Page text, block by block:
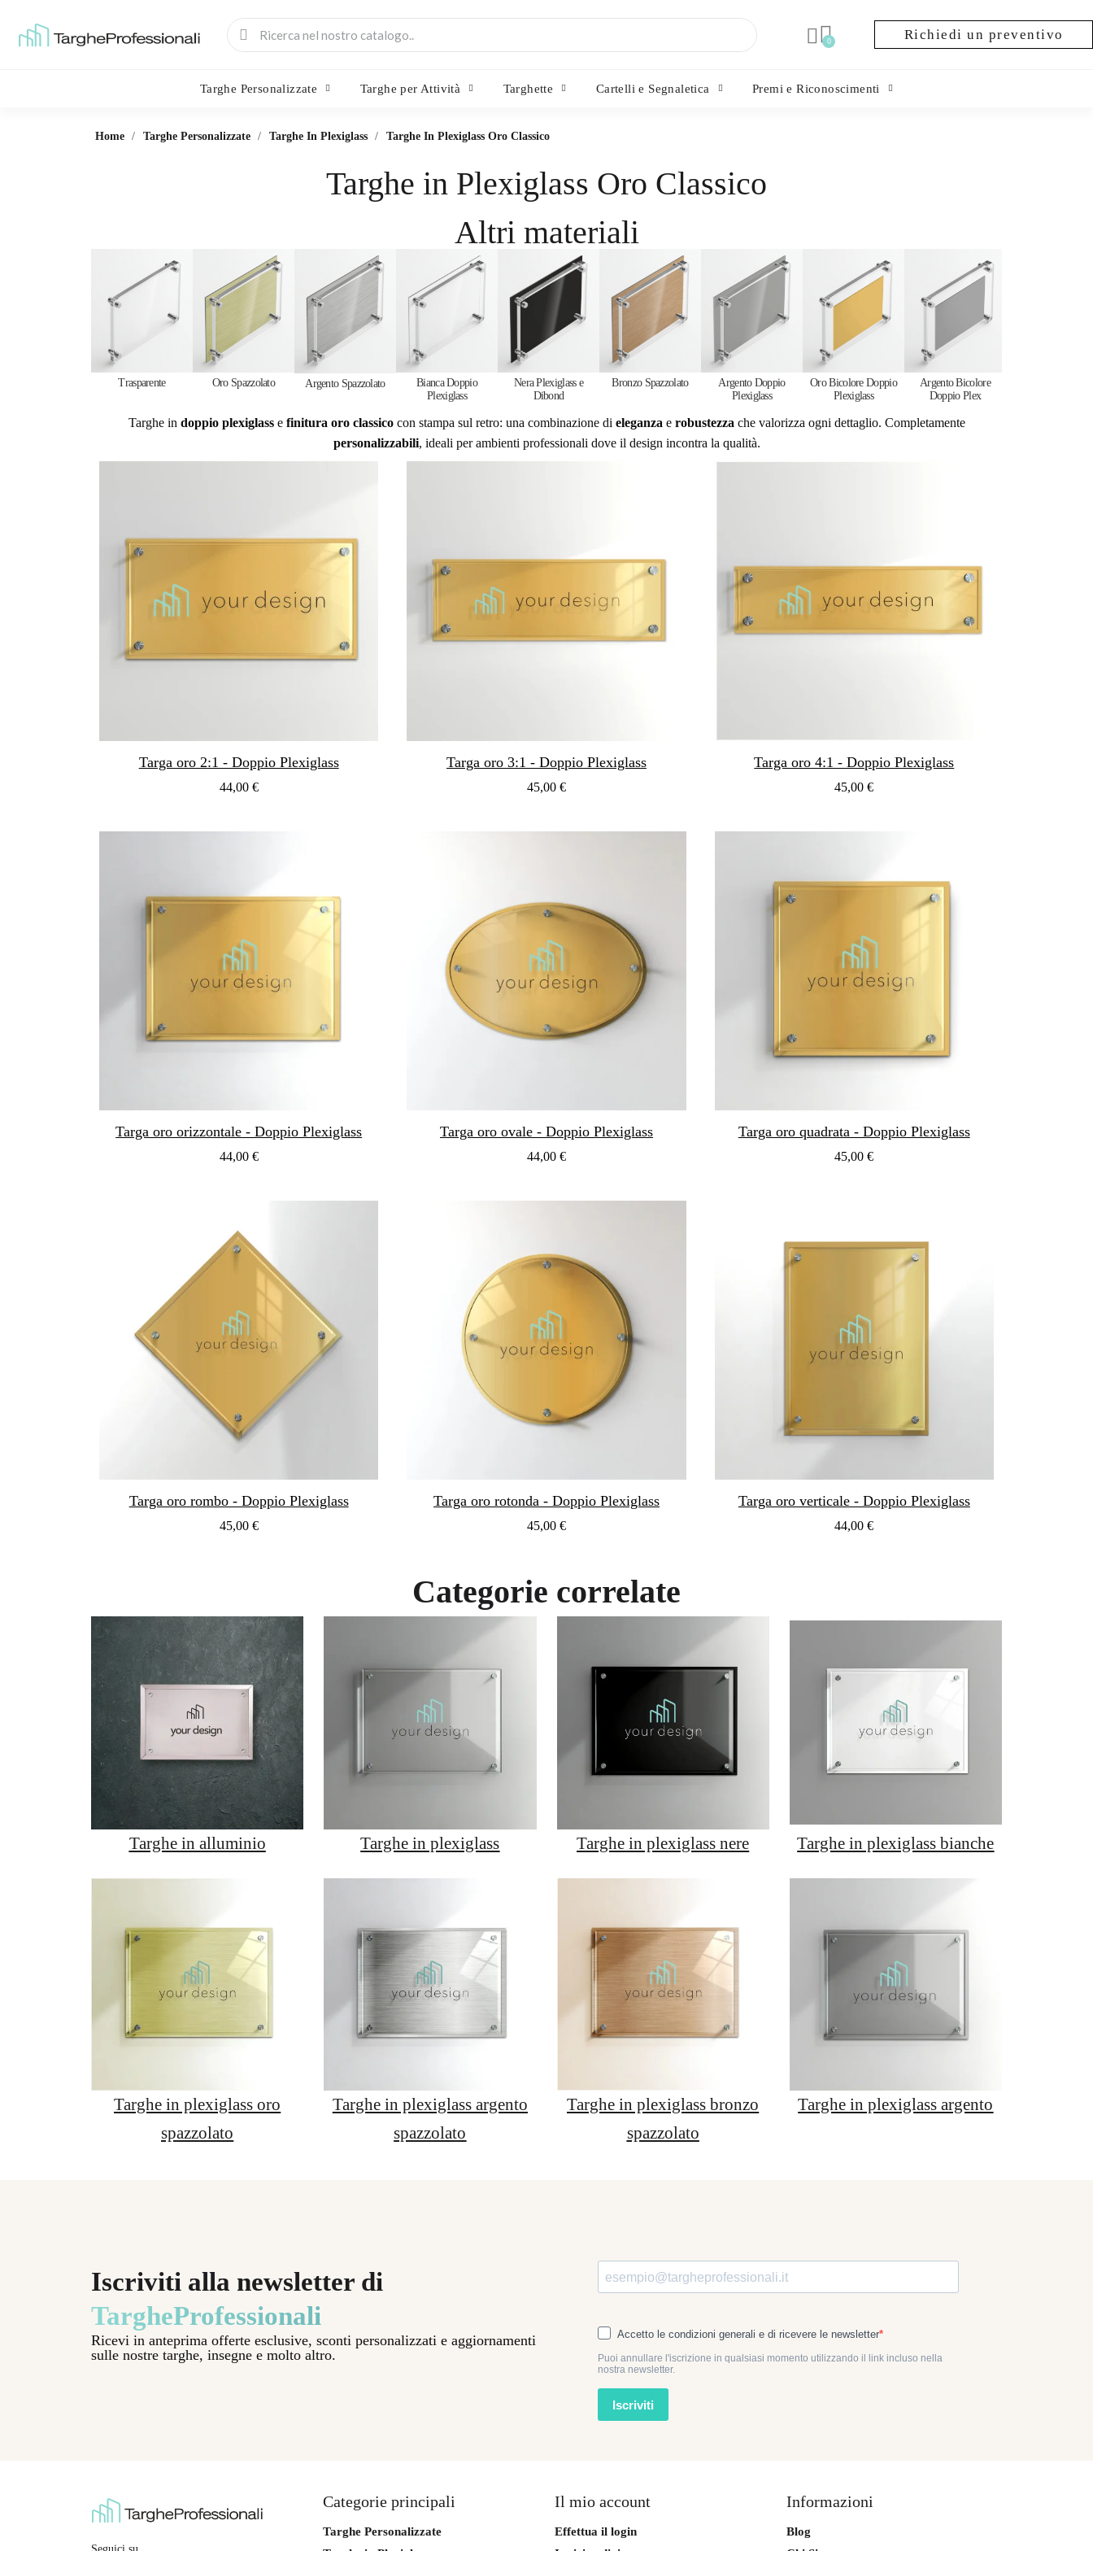
Richiedi un preventivo
Targhe Personalizzate Targhe per Attività Targhette Cartelli e Segnaletica Premi e Riconoscimenti
Home Targhe Personalizzate Targhe In Plexiglass Targhe In Plexiglass Oro Classico
Targhe in Plexiglass Oro Classico
Altri materiali
Trasparente Oro Spazzolato Argento Spazzolato
Bianca Doppio
Plexiglass
Nera Plexiglass e
Dibond
Bronzo Spazzolato
Argento Doppio
Plexiglass
Oro Bicolore Doppio
Plexiglass
Argento Bicolore
Doppio Plex
Targhe in doppio plexiglasse finitura oro classicocon stampa sul retro: una combinazione di eleganzae robustezzache valorizza ogni dettaglio. Completamente
personalizzabili, ideali per ambienti professionali dove il design incontra la qualità.
Targa oro 2:1 - Doppio Plexiglass
44,00 €
Targa oro 3:1 - Doppio Plexiglass
45,00 €
Targa oro 4:1 - Doppio Plexiglass
45,00 €
Targa oro orizzontale - Doppio Plexiglass
44,00 €
Targa oro ovale - Doppio Plexiglass
44,00 €
Targa oro quadrata - Doppio Plexiglass
45,00 €
Targa oro rombo - Doppio Plexiglass
45,00 €
Targa oro rotonda - Doppio Plexiglass
45,00 €
Targa oro verticale - Doppio Plexiglass
44,00 €
Categorie correlate
Targhe in alluminio Targhe in plexiglass Targhe in plexiglass nere Targhe in plexiglass bianche
Targhe in plexiglass oro
spazzolato
Targhe in plexiglass argento
spazzolato
Targhe in plexiglass bronzo
spazzolato
Targhe in plexiglass argento
Iscriviti alla newsletter di
TargheProfessionali
Ricevi in anteprima offerte esclusive, sconti personalizzati e aggiornamenti
sulle nostre targhe, insegne e molto altro.
Categorie principali
Targhe Personalizzate
Il mio account
Effettua il login
Informazioni
Blog